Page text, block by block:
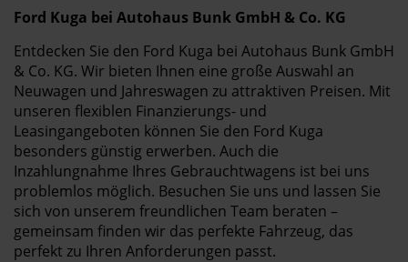
Ford Kuga bei Autohaus Bunk GmbH & Co. KG
Entdecken Sie den Ford Kuga bei Autohaus Bunk GmbH
& Co. KG. Wir bieten Ihnen eine große Auswahl an
Neuwagen und Jahreswagen zu attraktiven Preisen. Mit
unseren flexiblen Finanzierungs- und
Leasingangeboten können Sie den Ford Kuga
besonders günstig erwerben. Auch die
Inzahlungnahme Ihres Gebrauchtwagens ist bei uns
problemlos möglich. Besuchen Sie uns und lassen Sie
sich von unserem freundlichen Team beraten –
gemeinsam finden wir das perfekte Fahrzeug, das
perfekt zu Ihren Anforderungen passt.